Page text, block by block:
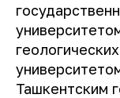
Ташкентским